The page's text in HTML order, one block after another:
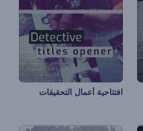
افتتاحية أعمال التحقيقات